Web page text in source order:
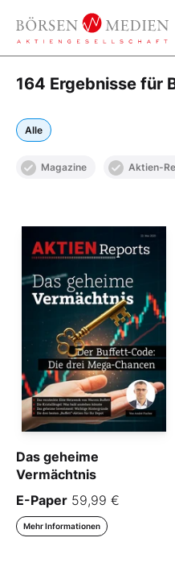
164 Ergebnisse für
Alle
Magazine Aktien-
Das geheime
Vermächtnis
E-Paper 59,99 €
Mehr Informationen